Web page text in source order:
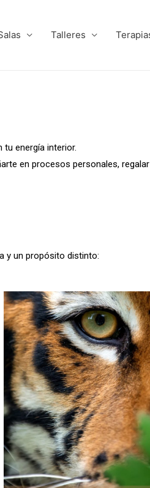
Talleres
energía interior.
en procesos personales,
y un propósito distinto: